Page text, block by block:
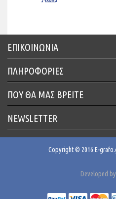
ΕΠΙΚΟΙΝΩΝΊΑ
ΠΛΗΡΟΦΟΡΙΕΣ
ΠΟΥ ΘΑ ΜΑΣ ΒΡΕΊΤΕ
NEWSLETTER
Copyright © 2016 E-
Developed by